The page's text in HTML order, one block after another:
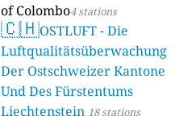
of Colombo4 stations
🇨🇭OSTLUFT - Die
Luftqualitätsüberwachung
Der Ostschweizer Kantone
Und Des Fürstentums
Liechtenstein 18 stations